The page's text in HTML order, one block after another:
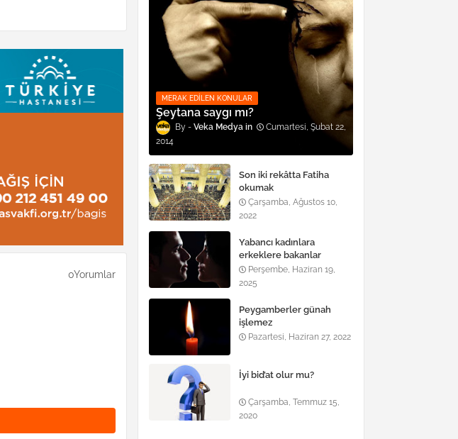
0Yorumlar
MERAK EDILEN KONULAR
Şeytana saygı mı?
Veka Medya
Cumartesi, Şubat 22,
2014
Son iki rekâtta Fatiha
okumak
Çarşamba, Ağustos 10,
2022
Yabancı kadınlara
erkeklere bakanlar
Perşembe, Haziran 19,
2025
Peygamberler günah
işlemez
Pazartesi, Haziran 27, 2022
İyi bid’at olur mu?
Çarşamba, Temmuz 15,
2020